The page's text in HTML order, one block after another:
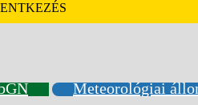
Meteorológiai